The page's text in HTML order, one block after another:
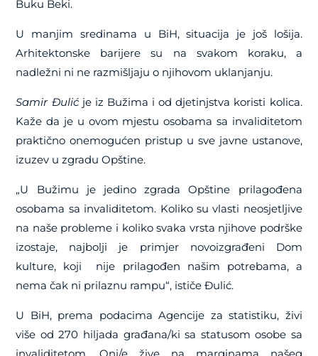
Buku Beki.
U manjim sredinama u BiH, situacija je još lošija.
Arhitektonske barijere su na svakom koraku, a
nadležni ni ne razmišljaju o njihovom uklanjanju.
Samir Đulićje iz Bužima i od djetinjstva koristi kolica.
Kaže da je u ovom mjestu osobama sa invaliditetom
praktično onemogućen pristup u sve javne ustanove,
izuzev u zgradu Opštine.
„U Bužimu je jedino zgrada Opštine prilagođena
osobama sa invaliditetom. Koliko su vlasti neosjetljive
na naše probleme i koliko svaka vrsta njihove podrške
izostaje, najbolji je primjer novoizgrađeni Dom
kulture, koji nije prilagođen našim potrebama, a
nema čak ni prilaznu rampu“, ističe Đulić.
U BiH, prema podacima Agencije za statistiku, živi
više od 270 hiljada građana/ki sa statusom osobe sa